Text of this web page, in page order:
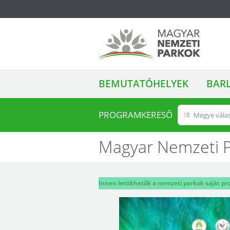
Magyar Nemzeti
Parkok
ALMENÜ
BEMUTATÓHELYEK
PROGRAMKERESŐ Megye
Magyar Nemzeti
Innen letölthetők a nemzeti parkok saját